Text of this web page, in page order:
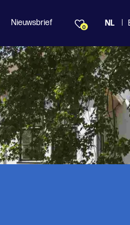
Nieuwsbrief 0 NL